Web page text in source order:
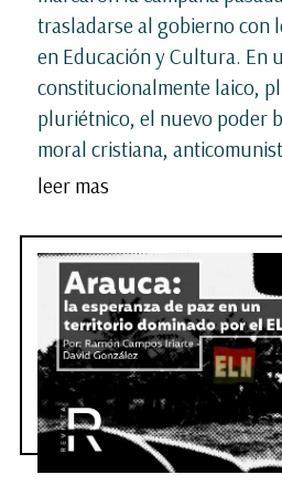
trasladarse al gobierno con
en Educación y Cultura. En
constitucionalmente laico,
pluriétnico, el nuevo poder
moral cristiana,
leer mas